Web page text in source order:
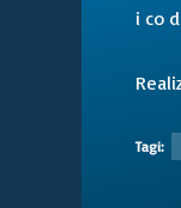
i co
Tagi: